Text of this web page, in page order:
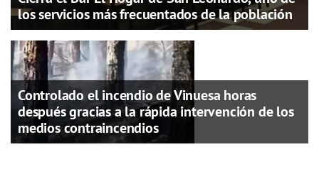
los servicios más frecuentados de la población
Controlado el incendio de Vinuesa horas
después gracias a la rápida intervención de los
medios contraincendios